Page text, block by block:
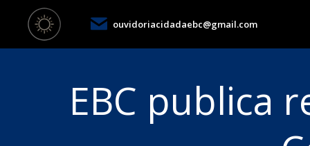
ouvidoriacidadaebc@gmail.com
EBC publica